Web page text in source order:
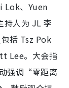
Lok、Yuen
持人为 JL 李
括 Tsz Pok
Lee。大会指
强调“零距离